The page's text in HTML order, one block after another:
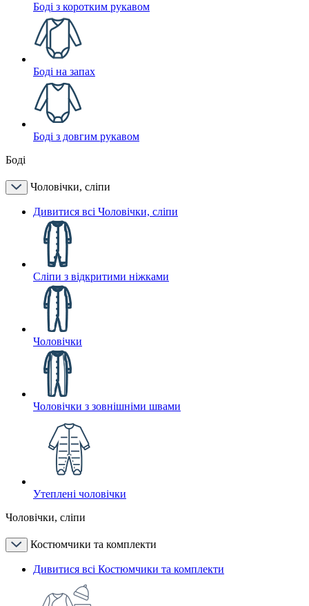
Боді з коротким рукавом
Боді на запах
Боді з довгим рукавом
Боді
Чоловічки, сліпи
Дивитися всі Чоловічки, сліпи
Сліпи з відкритими ніжками
Чоловічки
Чоловічки з зовнішніми швами
Утеплені чоловічки
Чоловічки, сліпи
Костюмчики та комплекти
Дивитися всі Костюмчики та комплекти